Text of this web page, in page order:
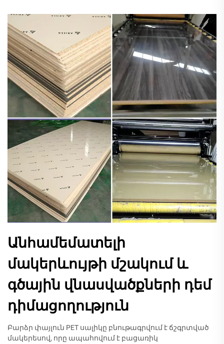
Անհամեմատելի
մակերևույթի մշակում և
գծային վնասվածքների դեմ
դիմացողություն
Բարձր փայլուն PET սալիկը բնութագրվում է ճշգրտված
մակերեսով, որը ապահովում է բացառիկ